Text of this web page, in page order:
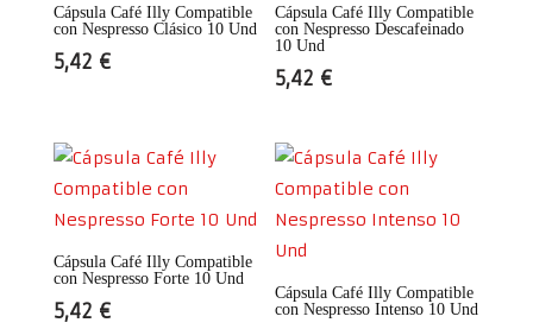
Cápsula Café Illy Compatible
con Nespresso Clásico 10 Und
5,42 €
Cápsula Café Illy Compatible
con Nespresso Descafeinado
10 Und
5,42 €
Cápsula Café Illy Compatible
con Nespresso Forte 10 Und
5,42 €
Cápsula Café Illy Compatible
con Nespresso Intenso 10 Und